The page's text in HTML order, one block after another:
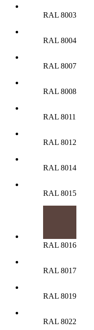
RAL 8003
RAL 8004
RAL 8007
RAL 8008
RAL 8011
RAL 8012
RAL 8014
RAL 8015
RAL 8016
RAL 8017
RAL 8019
RAL 8022